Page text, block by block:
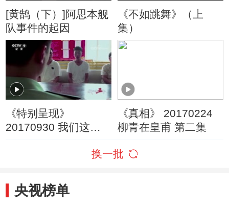
[黄鹄（下）]阿思本舰
队事件的起因
《不如跳舞》（上
集）
《特别呈现》
20170930 我们这五
《真相》 20170224
柳青在皇甫 第二集
换一批
央视榜单